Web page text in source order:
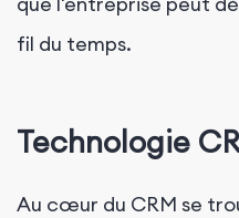
fil du temps.
Technologie
Au cœur du CRM se